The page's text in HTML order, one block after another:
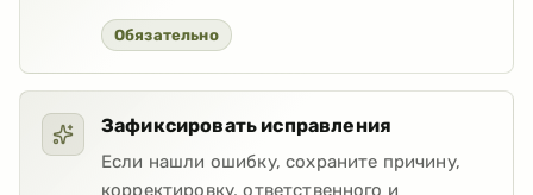
Обязательно
Зафиксировать исправления
Если нашли ошибку, сохраните причину,
корректировку, ответственного и